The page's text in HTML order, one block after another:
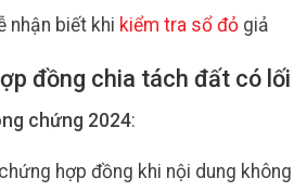
nhận biết khi kiểm tra sổ đỏ giả
đồng chia tách đất có
chứng 2024:
hợp đồng khi nội dung